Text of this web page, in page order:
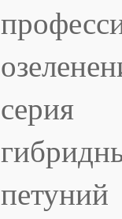
серия
петуний